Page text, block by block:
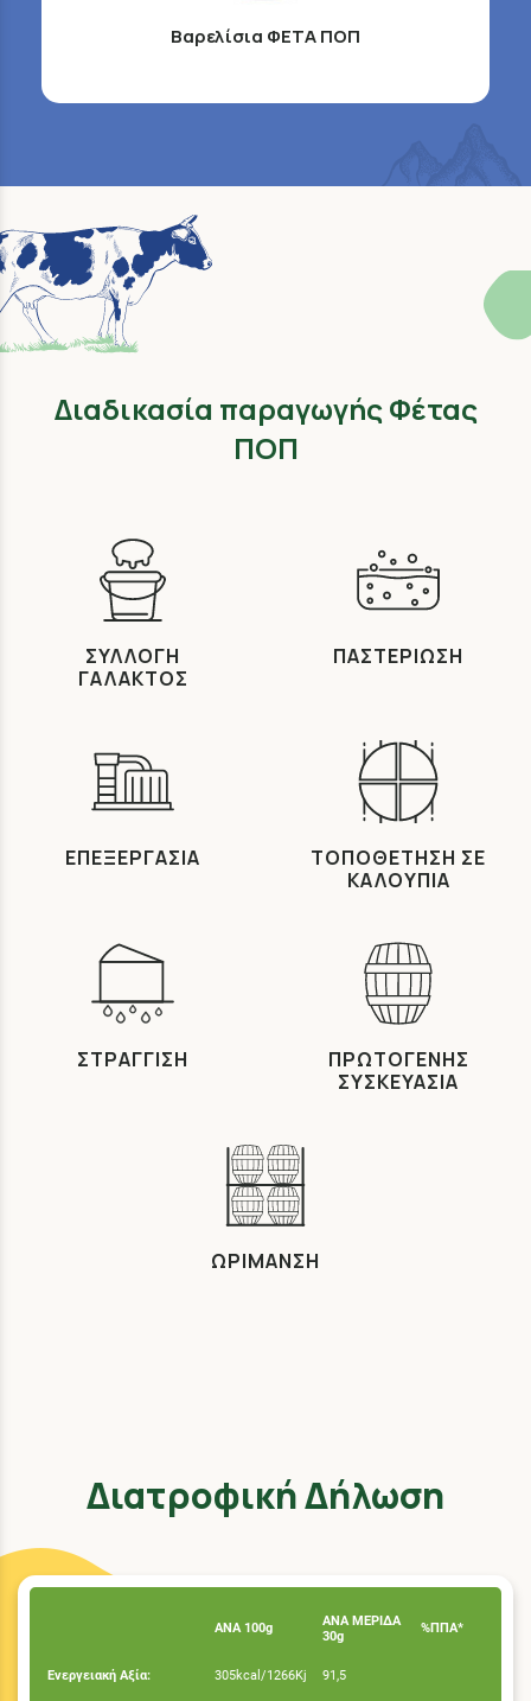
Βαρελίσια ΦΕΤΑ ΠΟΠ
Διαδικασία παραγωγής Φέτας
ΠΟΠ
ΣΥΛΛΟΓΗ
ΓΑΛΑΚΤΟΣ
ΠΑΣΤΕΡΙΩΣΗ
ΕΠΕΞΕΡΓΑΣΙΑ
ΤΟΠΟΘΕΤΗΣΗ ΣΕ
ΚΑΛΟΥΠΙΑ
ΣΤΡΑΓΓΙΣΗ
ΠΡΩΤΟΓΕΝΗΣ
ΣΥΣΚΕΥΑΣΙΑ
ΩΡΙΜΑΝΣΗ
Διατροφική Δήλωση
ΑΝΑ 100g
ΑΝΑ ΜΕΡΙΔΑ
30g
%ΠΠΑ*
Ενεργειακή Αξία: 305kcal/1266Kj 91,5